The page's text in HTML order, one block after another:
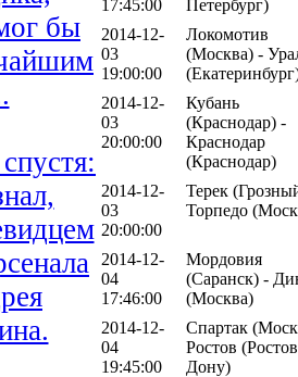
бы
17:45:00
Петербург)
2014-12-
03
19:00:00
Локомотив
(Москва) -
2014-12-
03
20:00:00
Кубань
(Краснодар) -
Краснодар
(Краснодар)
2014-12-
03
20:00:00
Терек
Торпедо
2014-12-
04
17:46:00
Мордовия
(Саранск) -
(Москва)
2014-12-
04
19:45:00
Спартак
Ростов
Дону)